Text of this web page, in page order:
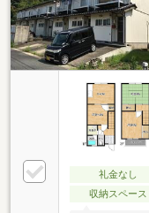
礼金なし
収納スペース